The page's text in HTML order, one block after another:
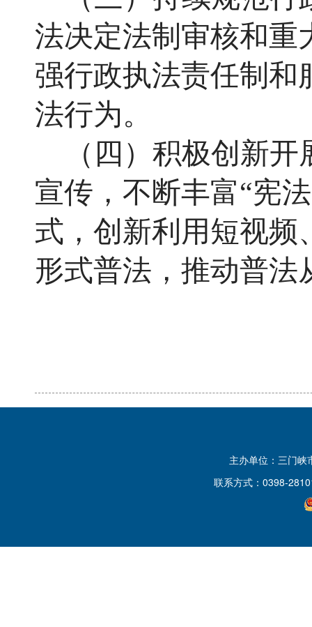
法决定法制审核和重
强行政执法责任制和
法行为。
（四）积极创新
宣传，不断丰富“宪
式，创新利用短视频
形式普法，推动普法
主办单位：三门
联系方式：0398-